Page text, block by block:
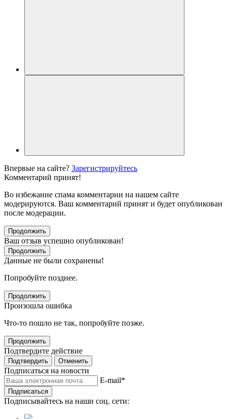
Впервые на сайте? Зарегистрируйтесь
Комментарий принят!
Во избежание спама комментарии на нашем сайте
модерируются. Ваш комментарий принят и будет опубликован
после модерации.
Продолжить
Ваш отзыв успешно опубликован!
Продолжить
Данные не были сохранены!
Попробуйте позднее.
Продолжить
Произошла ошибка
Что-то пошло не так, попробуйте позже.
Продолжить
Подтвердите действие
Подтвердить Отменить
Подписаться на новости
E-mail*
Подписаться
Подписывайтесь на наши соц. сети: